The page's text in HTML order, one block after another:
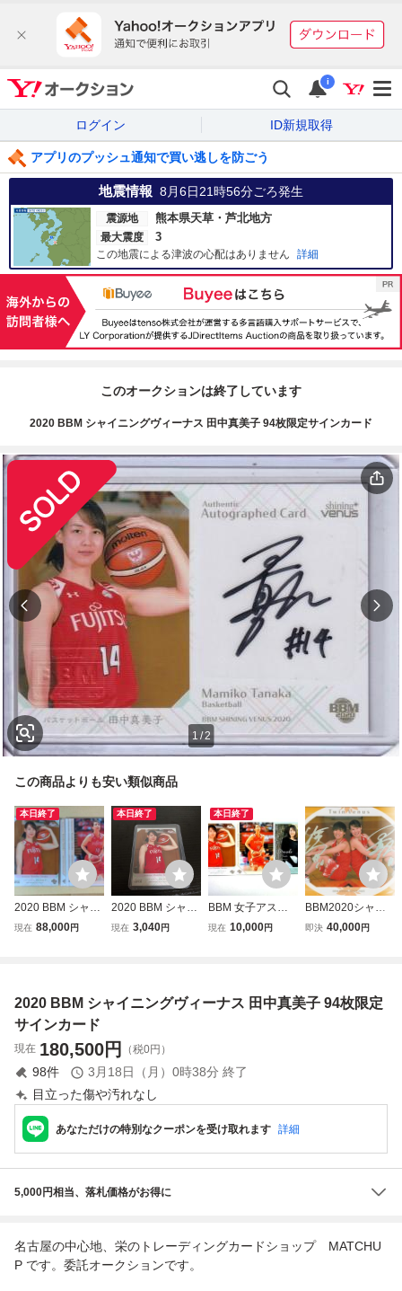
i
ログイン ID新規取得
アプリのプッシュ通知で買い逃しを防ごう
地震情報 8月6日21時56分ごろ発生
震源地 熊本県天草・芦北地方
最大震度 3
この地震による津波の心配はありません 詳細
このオークションは終了しています
2020 BBM シャイニングヴィーナス 田中真美子 94枚限定サインカード
1/2
この商品よりも安い類似商品
本日終了
2020 BBM シャイ
ニングヴィーナス
現在 88,000円
本日終了
2020 BBM シャイ
ニングヴィーナス
現在 3,040円
本日終了
BBM 女子アスリ
ートカード シャイ
宇 伊佐風椰 小
現在 10,000円
BBM2020シャイ
ニングヴィーナ
RC バスケット
即決 40,000円
2020 BBM シャイニングヴィーナス 田中真美子 94枚限定
サインカード
現在 180,500円 （税0円）
98件 3月18日（月）0時38分 終了
目立った傷や汚れなし
あなただけの特別なクーポンを受け取れます 詳細
5,000円相当、落札価格がお得に
名古屋の中心地、栄のトレーディングカードショップ MATCHU
P です。委託オークションです。